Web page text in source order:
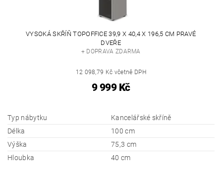
VYSOKÁ SKŘÍŇ TOPOFFICE 39,9 X 40,4 X 196,5 CM PRAVÉ
DVEŘE
+ DOPRAVA ZDARMA
12 098,79 Kč včetně DPH
9 999 Kč
Typ nábytku
Kancelářské skříně
Délka
100 cm
Výška
75,3 cm
Hloubka
40 cm